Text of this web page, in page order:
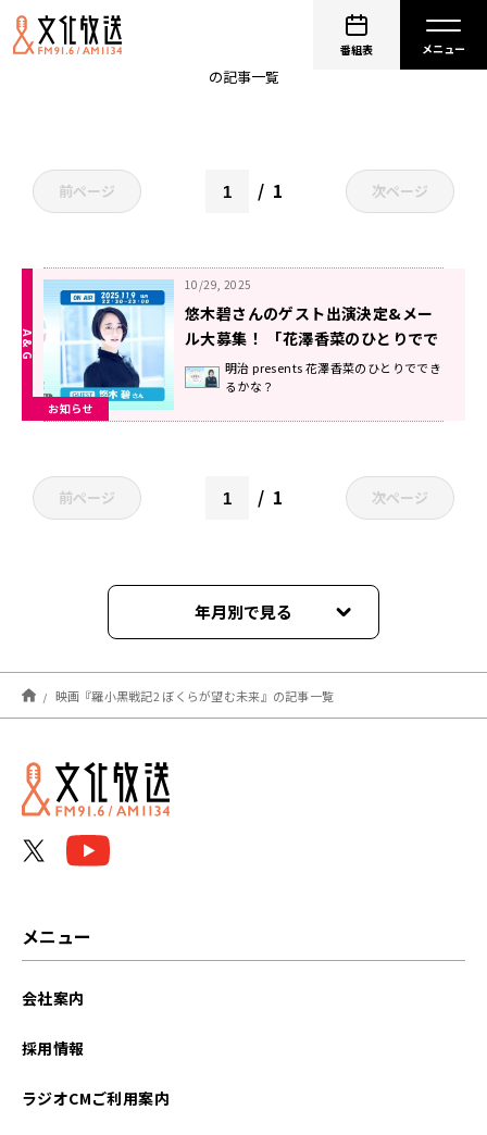
番組表
映画『羅小黒戦記2 ぼくらが望む未来』
の記事一覧
前ページ 1 次ページ
お知らせ
10/29, 2025
悠木碧さんのゲスト出演決定&メー
ル大募集！ 「花澤香菜のひとりでで
きるかな？」
明治 presents 花澤香菜のひとりででき
るかな？
前ページ 1 次ページ
年月別で見る
2025年11月
2025年10月
映画『羅小黒戦記2 ぼくらが望む未来』の記事一覧
メニュー
会社案内
採用情報
ラジオCMご利用案内